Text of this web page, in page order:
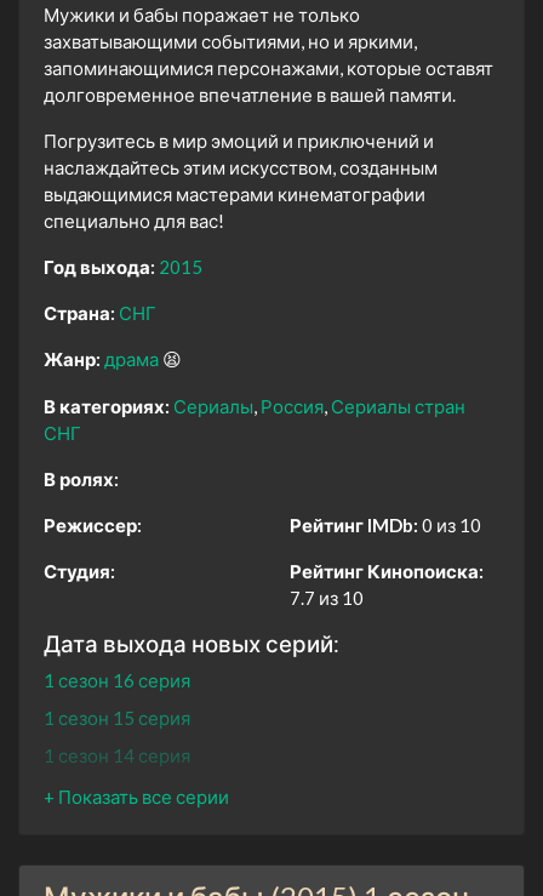
Мужики и бабы поражает не только
захватывающими событиями, но и яркими,
запоминающимися персонажами, которые оставят
долговременное впечатление в вашей памяти.
Погрузитесь в мир эмоций и приключений и
наслаждайтесь этим искусством, созданным
выдающимися мастерами кинематографии
специально для вас!
Год выхода: 2015
Страна: СНГ
Жанр: драма 😫
В категориях: Сериалы Россия Сериалы стран
СНГ
В ролях:
Режиссер:
Студия:
Рейтинг IMDb: 0 из 10
Рейтинг Кинопоиска:
7.7 из 10
Дата выхода новых серий:
1 сезон 16 серия
1 сезон 15 серия
1 сезон 14 серия
1 сезон 13 серия
1 сезон 11 серия